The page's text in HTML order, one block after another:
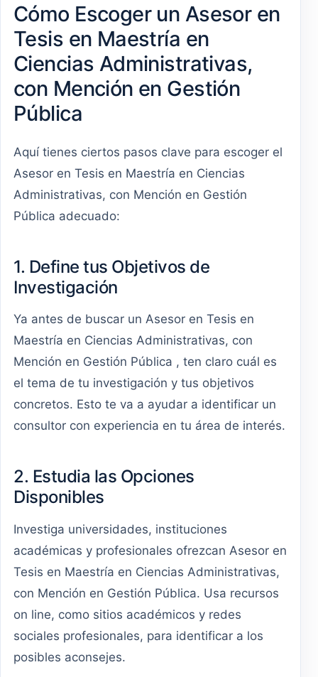
Cómo Escoger un Asesor en
Tesis en Maestría en
Ciencias Administrativas,
con Mención en Gestión
Pública
Aquí tienes ciertos pasos clave para escoger el
Asesor en Tesis en Maestría en Ciencias
Administrativas, con Mención en Gestión
Pública adecuado:
1. Define tus Objetivos de
Investigación
Ya antes de buscar un Asesor en Tesis en
Maestría en Ciencias Administrativas, con
Mención en Gestión Pública , ten claro cuál es
el tema de tu investigación y tus objetivos
concretos. Esto te va a ayudar a identificar un
consultor con experiencia en tu área de interés.
2. Estudia las Opciones
Disponibles
Investiga universidades, instituciones
académicas y profesionales ofrezcan Asesor en
Tesis en Maestría en Ciencias Administrativas,
con Mención en Gestión Pública. Usa recursos
on line, como sitios académicos y redes
sociales profesionales, para identificar a los
posibles aconsejes.